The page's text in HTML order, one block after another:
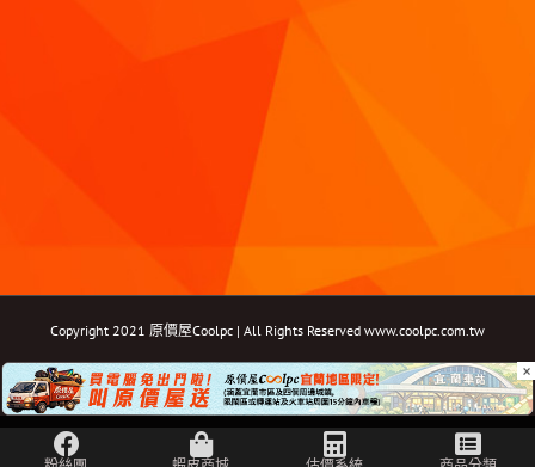
Copyright 2021 原價屋Coolpc | All Rights Reserved www.coolpc.com.tw
FacebookInstagramYouTubeTwitterEmail: ×